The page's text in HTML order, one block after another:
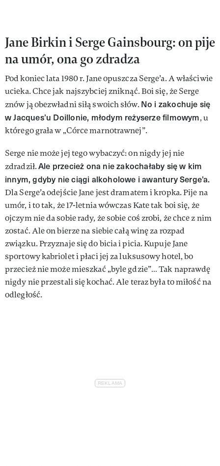
Jane Birkin i Serge Gainsbourg: on pije
na umór, ona go zdradza
Pod koniec lata 1980 r. Jane opuszcza Serge’a. A właściwie
ucieka. Chce jak najszybciej zniknąć. Boi się, że Serge
znów ją obezwładni siłą swoich słów. No i zakochuje się
w Jacques’u Doillonie, młodym reżyserze filmowym, u
którego grała w „Córce marnotrawnej”.
Serge nie może jej tego wybaczyć: on nigdy jej nie
zdradził.Ale przecież ona nie zakochałaby się w kim
innym, gdyby nie ciągi alkoholowe i awantury Serge’a.
Dla Serge’a odejście Jane jest dramatem i kropka. Pije na
umór, i to tak, że 17-letnia wówczas Kate tak boi się, że
ojczym nie da sobie rady, że sobie coś zrobi, że chce z nim
zostać. Ale on bierze na siebie całą winę za rozpad
związku. Przyznaje się do bicia i picia. Kupuje Jane
sportowy kabriolet i płaci jej za luksusowy hotel, bo
przecież nie może mieszkać „byle gdzie”… Tak naprawdę
nigdy nie przestali się kochać. Ale teraz była to miłość na
odległość.